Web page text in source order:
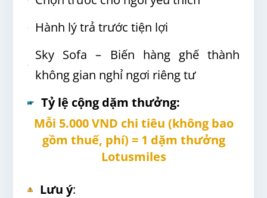
Hành lý trả trước tiện lợi
Sky Sofa – Biến hàng ghế thành
không gian nghỉ ngơi riêng tư
Tỷ lệ cộng dặm thưởng:
Mỗi 5.000 VND chi tiêu (không bao
gồm thuế, phí) = 1 dặm thưởng
Lotusmiles
Lưu ý: